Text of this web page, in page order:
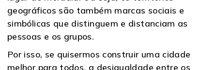
geográficos são também marcas sociais e
simbólicas que distinguem e distanciam as
pessoas e os grupos.
Por isso, se quisermos construir uma cidade
melhor para todos, a desigualdade entre os